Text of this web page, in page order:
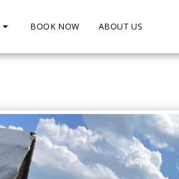
BOOK NOW ABOUT US